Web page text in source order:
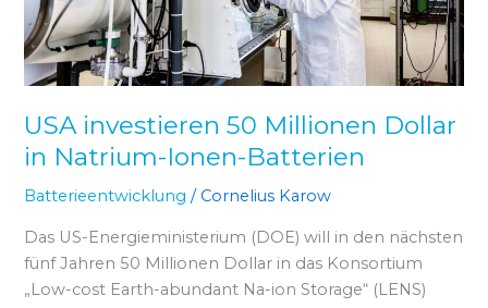
USA investieren 50 Millionen Dollar
in Natrium-Ionen-Batterien
Batterieentwicklung / Cornelius Karow
Das US-Energieministerium (DOE) will in den nächsten
fünf Jahren 50 Millionen Dollar in das Konsortium
„Low-cost Earth-abundant Na-ion Storage“ (LENS)
Natrium-
Ionen-
Batterien